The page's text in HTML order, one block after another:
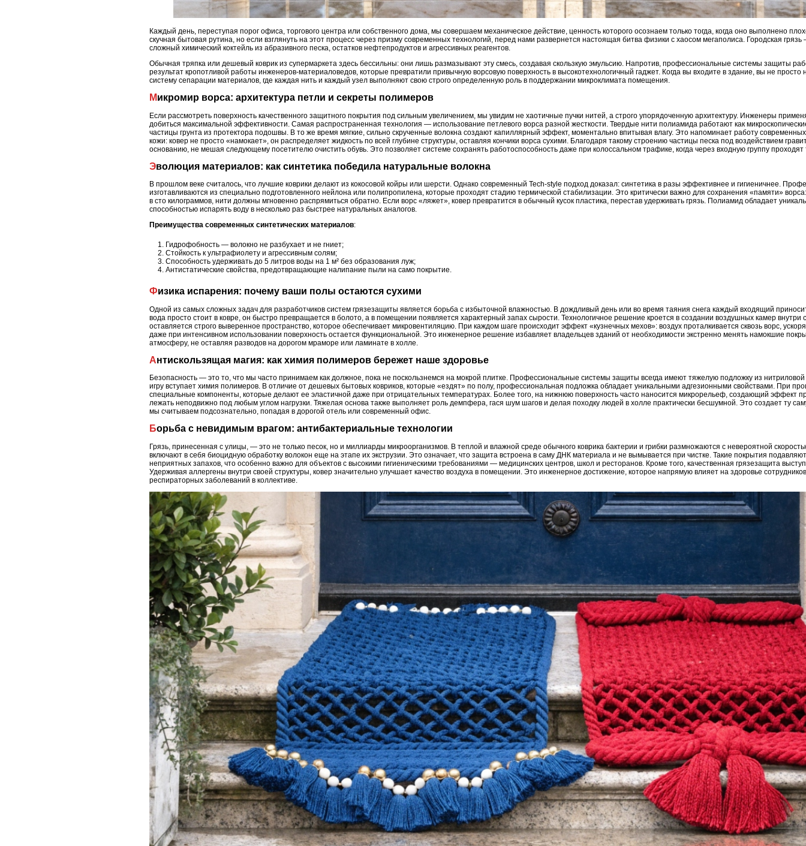
Каждый день, переступая порог офиса, торгового центра или собственного дома, мы совершаем механическое действие, ценность которого осознаем только тогда, когда оно выполнено
скучная бытовая рутина, но если взглянуть на этот процесс через призму современных технологий, перед нами развернется настоящая битва физики с хаосом мегаполиса. Городская
сложный химический коктейль из абразивного песка, остатков нефтепродуктов и агрессивных реагентов.
Обычная тряпка или дешевый коврик из супермаркета здесь бессильны: они лишь размазывают эту смесь, создавая скользкую эмульсию. Напротив, профессиональные системы защиты
результат кропотливой работы инженеров-материаловедов, которые превратили привычную ворсовую поверхность в высокотехнологичный гаджет. Когда вы входите в здание, вы не
систему сепарации материалов, где каждая нить и каждый узел выполняют свою строго определенную роль в поддержании микроклимата помещения.
Микромир ворса: архитектура петли и секреты полимеров
Если рассмотреть поверхность качественного защитного покрытия под сильным увеличением, мы увидим не хаотичные пучки нитей, а строго упорядоченную архитектуру. Инженеры
добиться максимальной эффективности. Самая распространенная технология — использование петлевого ворса разной жесткости. Твердые нити полиамида работают как
частицы грунта из протектора подошвы. В то же время мягкие, сильно скрученные волокна создают капиллярный эффект, моментально впитывая влагу. Это напоминает работу
кожи: ковер не просто «намокает», он распределяет жидкость по всей глубине структуры, оставляя кончики ворса сухими. Благодаря такому строению частицы песка под воздействием
основанию, не мешая следующему посетителю очистить обувь. Это позволяет системе сохранять работоспособность даже при колоссальном трафике, когда через входную группу
Эволюция материалов: как синтетика победила натуральные волокна
В прошлом веке считалось, что лучшие коврики делают из кокосовой койры или шерсти. Однако современный Tech-style подход доказал: синтетика в разы эффективнее и гигиеничнее.
изготавливаются из специально подготовленного нейлона или полипропилена, которые проходят стадию термической стабилизации. Это критически важно для сохранения «памяти»
в сто килограммов, нити должны мгновенно распрямиться обратно. Если ворс «ляжет», ковер превратится в обычный кусок пластика, перестав удерживать грязь. Полиамид обладает
способностью испарять воду в несколько раз быстрее натуральных аналогов.
Преимущества современных синтетических материалов:
Гидрофобность — волокно не разбухает и не гниет;
Стойкость к ультрафиолету и агрессивным солям;
Способность удерживать до 5 литров воды на 1 м² без образования луж;
Антистатические свойства, предотвращающие налипание пыли на само покрытие.
Физика испарения: почему ваши полы остаются сухими
Одной из самых сложных задач для разработчиков систем грязезащиты является борьба с избыточной влажностью. В дождливый день или во время таяния снега каждый входящий
вода просто стоит в ковре, он быстро превращается в болото, а в помещении появляется характерный запах сырости. Технологичное решение кроется в создании воздушных камер внутри
оставляется строго выверенное пространство, которое обеспечивает микровентиляцию. При каждом шаге происходит эффект «кузнечных мехов»: воздух проталкивается сквозь ворс,
даже при интенсивном использовании поверхность остается функциональной. Это инженерное решение избавляет владельцев зданий от необходимости экстренно менять намокшие
атмосферу, не оставляя разводов на дорогом мраморе или ламинате в холле.
Антискользящая магия: как химия полимеров бережет наше здоровье
Безопасность — это то, что мы часто принимаем как должное, пока не поскользнемся на мокрой плитке. Профессиональные системы защиты всегда имеют тяжелую подложку из
игру вступает химия полимеров. В отличие от дешевых бытовых ковриков, которые «ездят» по полу, профессиональная подложка обладает уникальными адгезионными свойствами. При
специальные компоненты, которые делают ее эластичной даже при отрицательных температурах. Более того, на нижнюю поверхность часто наносится микрорельеф, создающий эффект
лежать неподвижно под любым углом нагрузки. Тяжелая основа также выполняет роль демпфера, гася шум шагов и делая походку людей в холле практически бесшумной. Это создает ту
мы считываем подсознательно, попадая в дорогой отель или современный офис.
Борьба с невидимым врагом: антибактериальные технологии
Грязь, принесенная с улицы, — это не только песок, но и миллиарды микроорганизмов. В теплой и влажной среде обычного коврика бактерии и грибки размножаются с невероятной
включают в себя биоцидную обработку волокон еще на этапе их экструзии. Это означает, что защита встроена в саму ДНК материала и не вымывается при чистке. Такие покрытия
неприятных запахов, что особенно важно для объектов с высокими гигиеническими требованиями — медицинских центров, школ и ресторанов. Кроме того, качественная грязезащита
Удерживая аллергены внутри своей структуры, ковер значительно улучшает качество воздуха в помещении. Это инженерное достижение, которое напрямую влияет на здоровье
респираторных заболеваний в коллективе.